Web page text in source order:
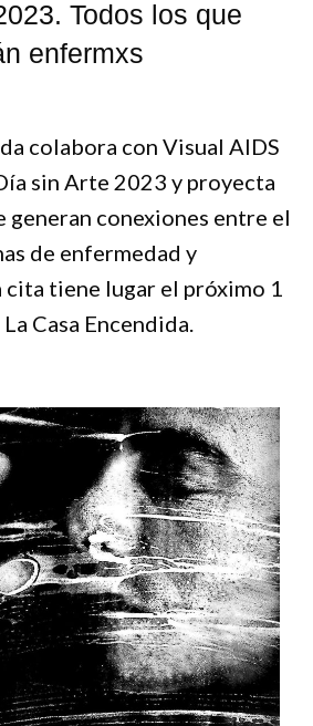
Todos los que
enfermxs
colabora con Visual AIDS
sin Arte 2023 y proyecta
generan conexiones entre el
de enfermedad y
cita tiene lugar el próximo 1
Casa Encendida.